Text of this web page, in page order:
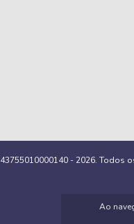
Ao
- 2026. Todos